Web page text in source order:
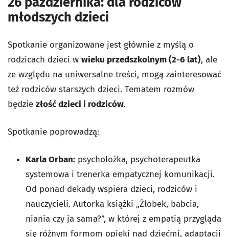
młodszych dzieci
Spotkanie organizowane jest głównie z myślą o
rodzicach dzieci w wieku przedszkolnym (2-6 lat), ale
ze względu na uniwersalne treści, mogą zainteresować
też rodziców starszych dzieci. Tematem rozmów
będzie złość dzieci i rodziców.
Spotkanie poprowadzą:
Karla Orban: psycholożka, psychoterapeutka
systemowa i trenerka empatycznej komunikacji.
Od ponad dekady wspiera dzieci, rodziców i
nauczycieli. Autorka książki „Żłobek, babcia,
niania czy ja sama?”, w której z empatią przygląda
się różnym formom opieki nad dziećmi, adaptacji